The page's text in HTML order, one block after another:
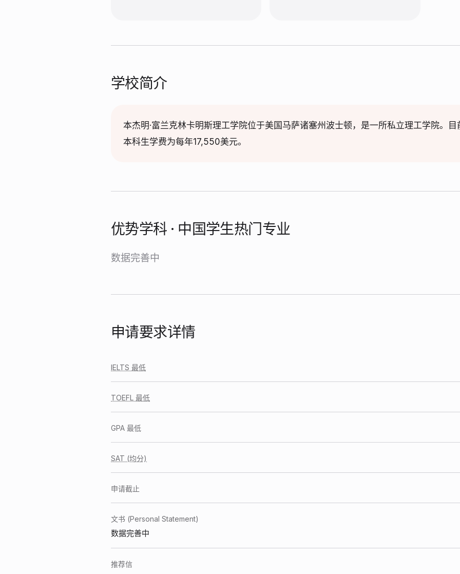
学校简介
本杰明·富兰克林卡明斯理工学院位于美国马萨诸塞州波士顿，是一所私立理工学院。
本科生学费为每年17,550美元。
优势学科 · 中国学生热门专业
数据完善中
申请要求详情
IELTS 最低
TOEFL 最低
GPA 最低
SAT (均分)
申请截止
文书 (Personal Statement)
数据完善中
推荐信